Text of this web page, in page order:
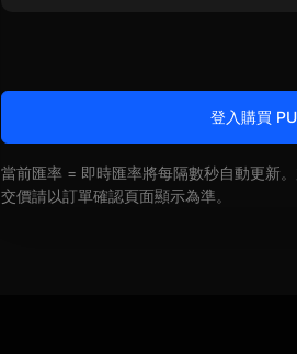
登入購買
當前匯率 = 即時匯率將每隔數秒自動更新
交價請以訂單確認頁面顯示為準。